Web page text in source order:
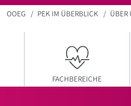
OOEG PEK IM ÜBERBLICK ÜBER
AKTUELLER MENÜPUNKT
FACHBEREICHE